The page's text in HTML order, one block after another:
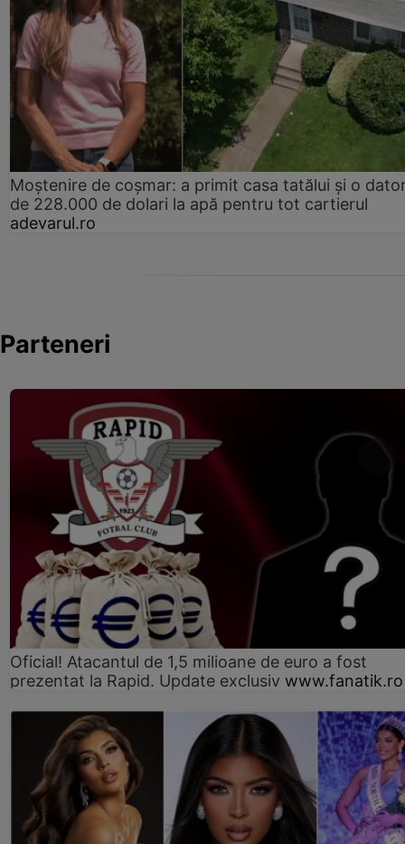
Moștenire de coșmar: a primit casa tatălui și o
de 228.000 de dolari la apă pentru tot cartierul
adevarul.ro
Parteneri
Oficial! Atacantul de 1,5 milioane de euro a fost
prezentat la Rapid. Update exclusiv www.fanatik.ro